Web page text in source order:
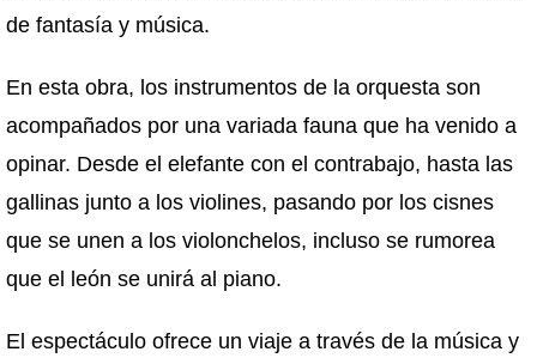
de fantasía y música.
En esta obra, los instrumentos de la orquesta son
acompañados por una variada fauna que ha venido a
opinar. Desde el elefante con el contrabajo, hasta las
gallinas junto a los violines, pasando por los cisnes
que se unen a los violonchelos, incluso se rumorea
que el león se unirá al piano.
El espectáculo ofrece un viaje a través de la música y